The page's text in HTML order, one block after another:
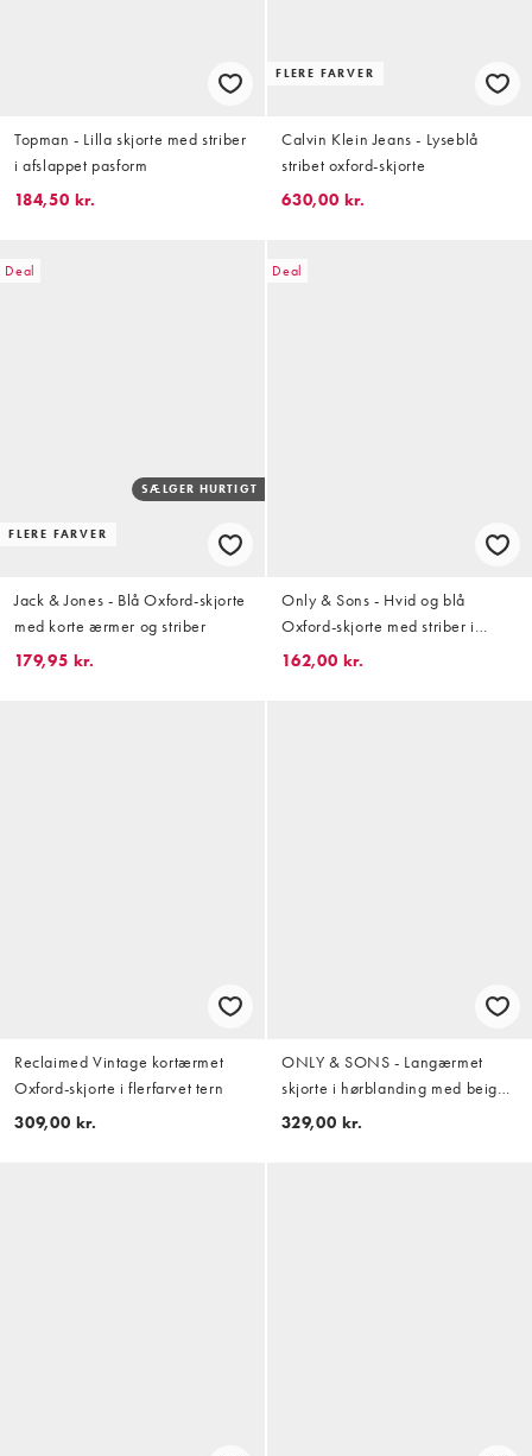
Topman - Lilla skjorte med striber
i afslappet pasform
184,50 kr.
FLERE FARVER
Calvin Klein Jeans - Lyseblå
stribet oxford-skjorte
630,00 kr.
Deal
FLERE FARVER
SÆLGER HURTIGT
Jack & Jones - Blå Oxford-skjorte
med korte ærmer og striber
179,95 kr.
Deal
Only & Sons - Hvid og blå
Oxford-skjorte med striber i
firkantet pasform
162,00 kr.
Reclaimed Vintage kortærmet
Oxford-skjorte i flerfarvet tern
309,00 kr.
ONLY & SONS - Langærmet
skjorte i hørblanding med beige
striber
329,00 kr.